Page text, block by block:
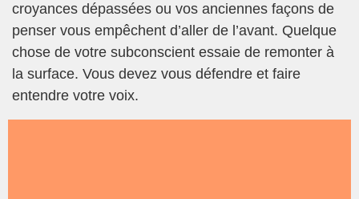
croyances dépassées ou vos anciennes façons de
penser vous empêchent d’aller de l’avant. Quelque
chose de votre subconscient essaie de remonter à
la surface. Vous devez vous défendre et faire
entendre votre voix.